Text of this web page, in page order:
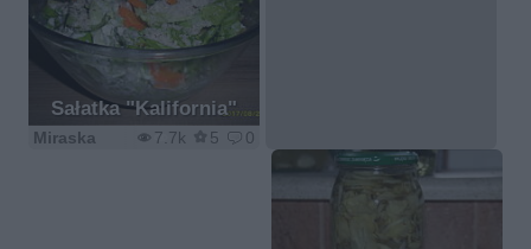
Sałatka "Kalifornia"
7.7k 5 0
Miraska